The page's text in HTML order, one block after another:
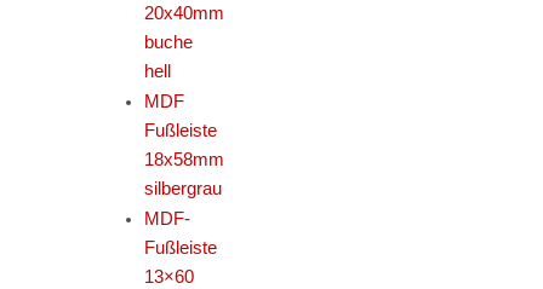
20x40mm
buche
hell
MDF
Fußleiste
18x58mm
silbergrau
MDF-
Fußleiste
13×60